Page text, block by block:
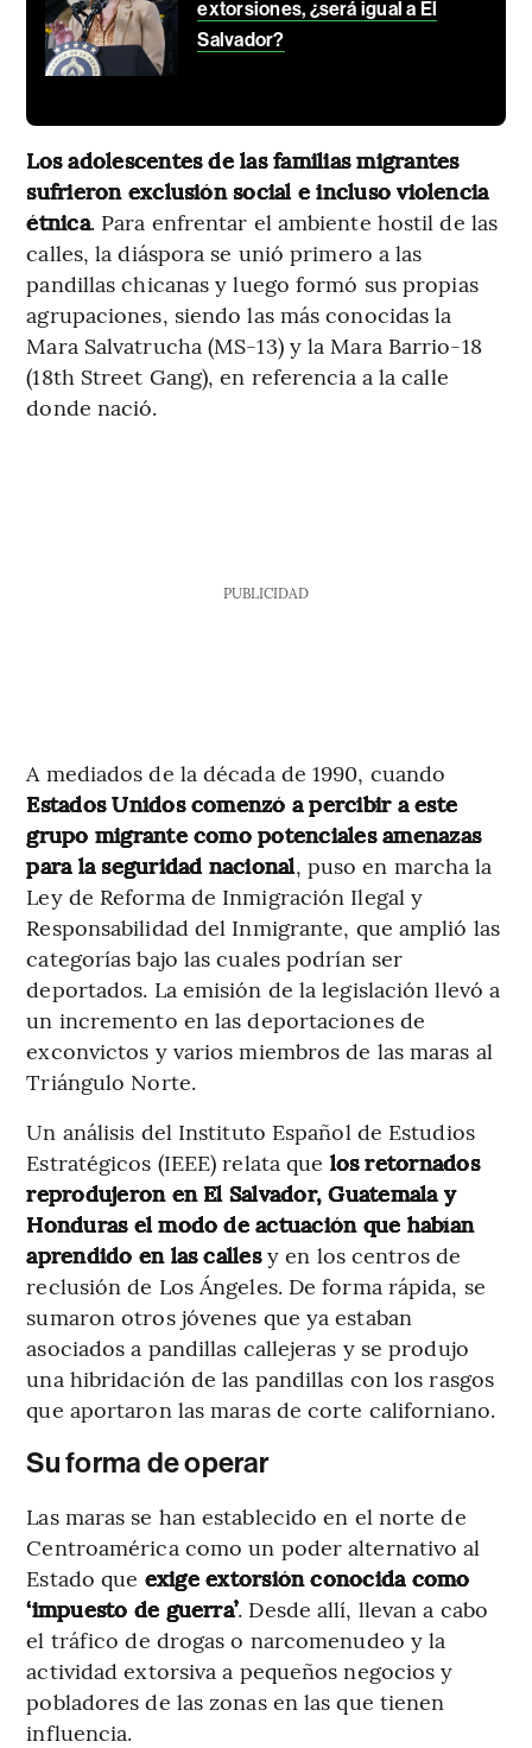
extorsiones, ¿será igual a El
Salvador?
Los adolescentes de las familias migrantes
sufrieron exclusión social e incluso violencia
étnica. Para enfrentar el ambiente hostil de las
calles, la diáspora se unió primero a las
pandillas chicanas y luego formó sus propias
agrupaciones, siendo las más conocidas la
Mara Salvatrucha (MS-13) y la Mara Barrio-18
(18th Street Gang), en referencia a la calle
donde nació.
PUBLICIDAD
A mediados de la década de 1990, cuando
Estados Unidos comenzó a percibir a este
grupo migrante como potenciales amenazas
para la seguridad nacional, puso en marcha la
Ley de Reforma de Inmigración Ilegal y
Responsabilidad del Inmigrante, que amplió las
categorías bajo las cuales podrían ser
deportados. La emisión de la legislación llevó a
un incremento en las deportaciones de
exconvictos y varios miembros de las maras al
Triángulo Norte.
Un análisis del Instituto Español de Estudios
Estratégicos (IEEE) relata que los retornados
reprodujeron en El Salvador, Guatemala y
Honduras el modo de actuación que habían
aprendido en las callesy en los centros de
reclusión de Los Ángeles. De forma rápida, se
sumaron otros jóvenes que ya estaban
asociados a pandillas callejeras y se produjo
una hibridación de las pandillas con los rasgos
que aportaron las maras de corte californiano.
Su forma de operar
Las maras se han establecido en el norte de
Centroamérica como un poder alternativo al
Estado que exige extorsión conocida como
‘impuesto de guerra’. Desde allí, llevan a cabo
el tráfico de drogas o narcomenudeo y la
actividad extorsiva a pequeños negocios y
pobladores de las zonas en las que tienen
influencia.